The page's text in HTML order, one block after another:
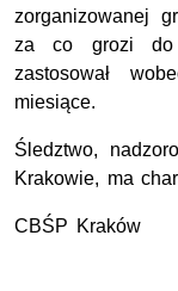
zorganizowanej
za co grozi do
zastosował
miesiące.
Śledztwo,
Krakowie, ma
CBŚP Kraków